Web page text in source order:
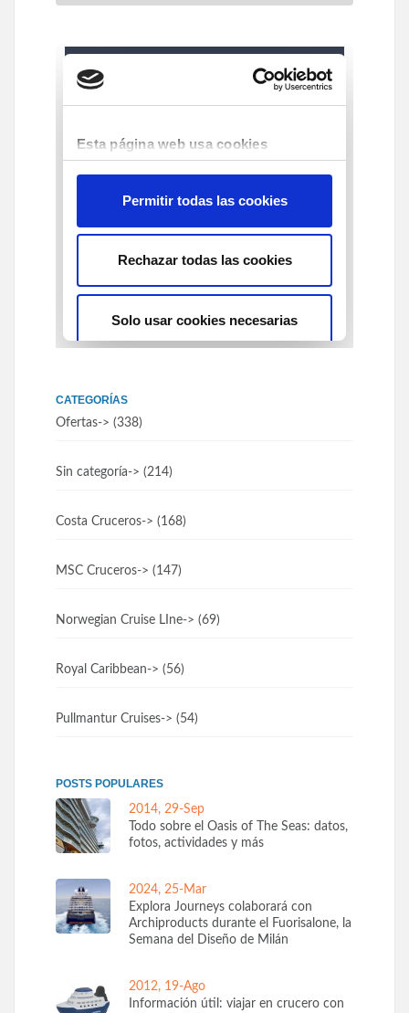
CATEGORÍAS
Ofertas-> (338)
Sin categoría-> (214)
Costa Cruceros-> (168)
MSC Cruceros-> (147)
Norwegian Cruise LIne-> (69)
Royal Caribbean-> (56)
Pullmantur Cruises-> (54)
POSTS POPULARES
2014, 29-Sep
Todo sobre el Oasis of The Seas: datos,
fotos, actividades y más
2024, 25-Mar
Explora Journeys colaborará con
Archiproducts durante el Fuorisalone, la
Semana del Diseño de Milán
2012, 19-Ago
Información útil: viajar en crucero con